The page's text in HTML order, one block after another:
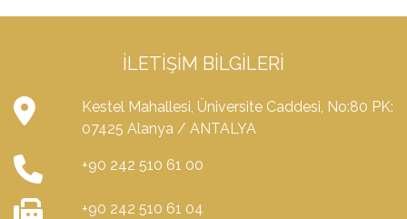
İLETIŞIM BILGILERI
Kestel Mahallesi, Üniversite Caddesi, No:80 PK:
07425 Alanya / ANTALYA
+90 242 510 61 00
+90 242 510 61 04